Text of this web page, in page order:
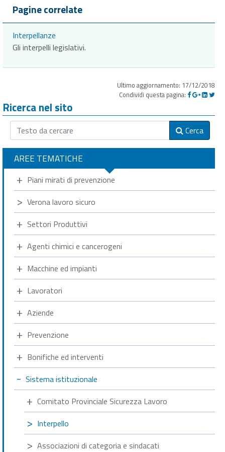
Pagine correlate
Interpellanze
Gli interpelli legislativi.
Ultimo aggiornamento: 17/12/2018
Condividi questa pagina:
Ricerca nel sito
Cerca
AREE TEMATICHE
Piani mirati di prevenzione
Verona lavoro sicuro
Settori Produttivi
Agenti chimici e cancerogeni
Macchine ed impianti
Lavoratori
Aziende
Prevenzione
Bonifiche ed interventi
Sistema istituzionale
Comitato Provinciale Sicurezza Lavoro
Interpello
Associazioni di categoria e sindacati